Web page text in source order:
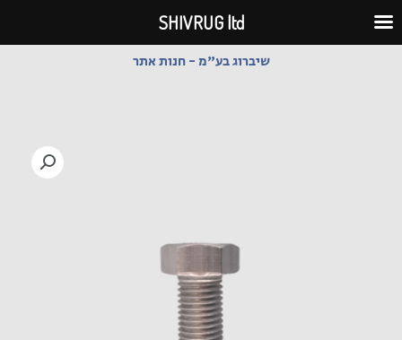
לתוכן
שיברוג בע"מ - חנות אתר
SHIVRUG ltd